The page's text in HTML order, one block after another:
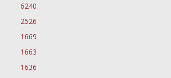
6240
2526
1669
1663
1636